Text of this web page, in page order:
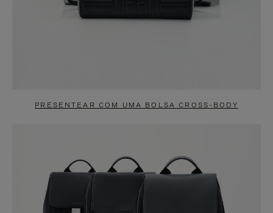
PRESENTEAR COM UMA BOLSA CROSS-BODY